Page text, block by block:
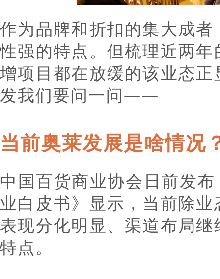
作为品牌和折扣的集大成
性强的特点。但梳理近两
增项目都在放缓的该业态
发我们要问一问——
当前奥莱发展是啥情况
中国百货商业协会日前发
业白皮书》显示，当前除
表现分化明显、渠道布局
特点。